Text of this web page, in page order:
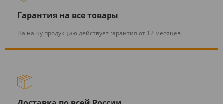
Гарантия на все товары
На нашу продукцию действует гарантия от 12 месяцев